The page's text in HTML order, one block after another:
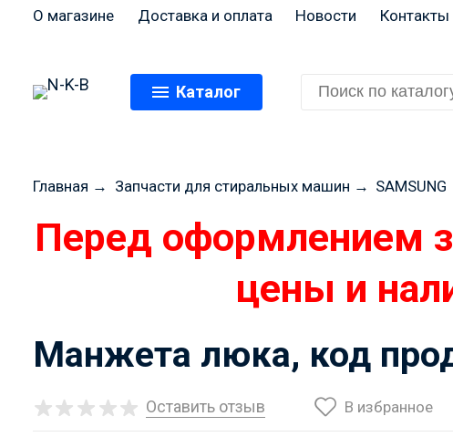
О магазине Доставка и оплата Новости Контакты
Каталог
Главная → Запчасти для стиральных машин → SAMSUNG
Перед оформлением
цены и
Манжета люка, код
Оставить отзыв В избранное